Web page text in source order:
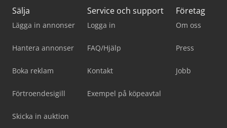
Sälja
Lägga in annonser
Hantera annonser
Boka reklam
Förtroendesigill
Skicka in auktion
Service och support
Logga in
FAQ/Hjälp
Kontakt
Exempel på köpeavtal
Företag
Om oss
Press
Jobb